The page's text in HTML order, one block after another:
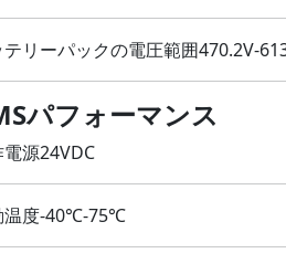
リーパックの電圧範囲470.2V-
パフォーマンス
源24VDC
温度-40℃-75℃